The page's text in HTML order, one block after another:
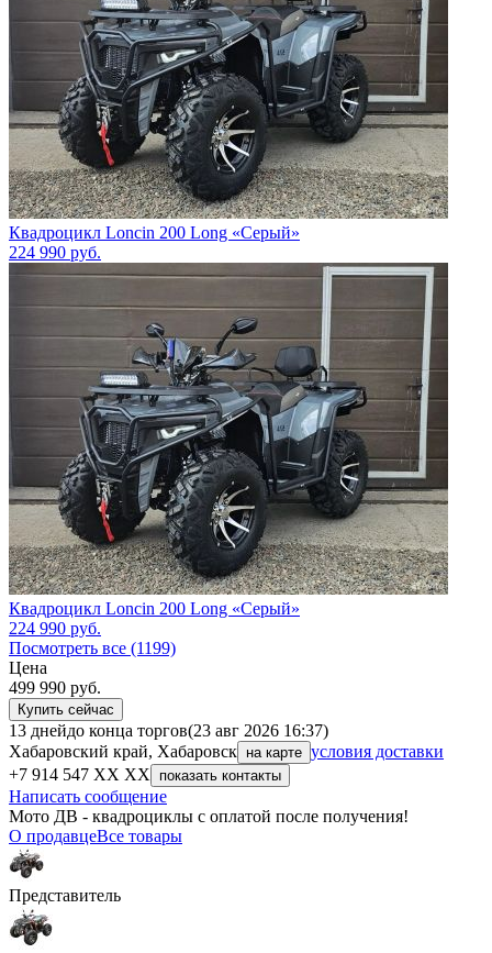
Квадроцикл Loncin 200 Long «Серый»
224 990 руб.
Квадроцикл Loncin 200 Long «Серый»
224 990 руб.
Посмотреть все (1199)
Цена
499 990 руб.
Купить сейчас
13 днейдо конца торгов(23 авг 2026 16:37)
Хабаровский край, Хабаровск на карте условия доставки
+7 914 547 XX XX
показать контакты
Написать сообщение
Мото ДВ - квадроциклы с оплатой после получения!
О продавцеВсе товары
Представитель